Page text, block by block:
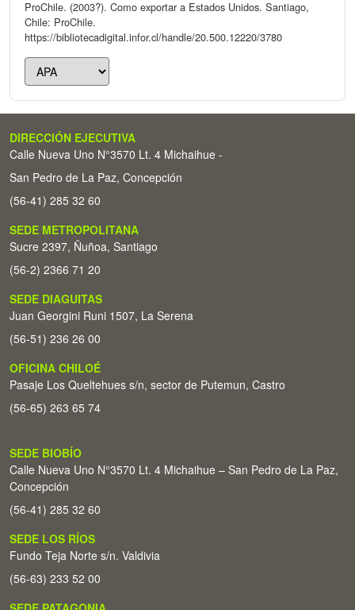
ProChile. (2003?). Como exportar a Estados Unidos. Santiago,
Chile: ProChile.
https://bibliotecadigital.infor.cl/handle/20.500.12220/3780
DIRECCIÓN EJECUTIVA
Calle Nueva Uno N°3570 Lt. 4 Michaihue -
San Pedro de La Paz, Concepción
(56-41) 285 32 60
SEDE METROPOLITANA
Sucre 2397, Ñuñoa, Santiago
(56-2) 2366 71 20
SEDE DIAGUITAS
Juan Georgini Runi 1507, La Serena
(56-51) 236 26 00
OFICINA CHILOÉ
Pasaje Los Queltehues s/n, sector de Putemun, Castro
(56-65) 263 65 74
SEDE BIOBÍO
Calle Nueva Uno N°3570 Lt. 4 Michaihue – San Pedro de La Paz,
Concepción
(56-41) 285 32 60
SEDE LOS RÍOS
Fundo Teja Norte s/n. Valdivia
(56-63) 233 52 00